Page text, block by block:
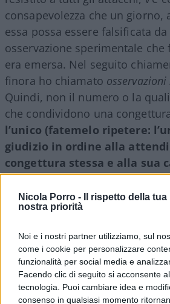
Nicola Porro -
Il rispetto della
nostra priorità
Noi e i nostri partner utilizziamo, sul
come i cookie per personalizzare
funzionalità per social media e
Facendo clic di seguito si acconsente
tecnologia. Puoi cambiare idea e
consenso in qualsiasi momento
consapevolezza che un giorno,
essa possa essere falsificata
osservazione sperimentale
era emersa. Nel seguito
finora ho chiamato
Quindi, non il numero o la
che condividono una
l’unico (fatemelo ripetere:
giudizio in ordine alla
congettura stessa e alla sua
diventare teoria scientifica
La congettura AGW
Tornando all’AGW, la
legittimamente, come
la CO2 è un gas-serra. E si è